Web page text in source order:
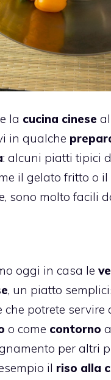
la cucina cinese
in qualche
: alcuni piatti tipici
il gelato fritto o
sono molto facili
oggi in casa le
, un piatto
che potrete servire
o come contorno
per altri
il riso alla